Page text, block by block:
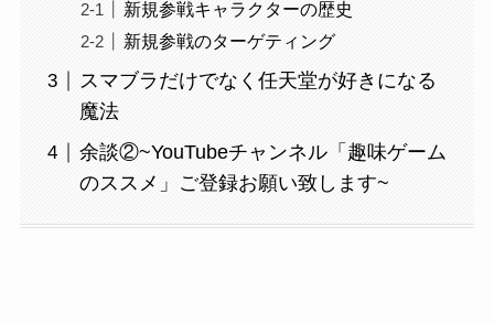
新規参戦キャラクターの歴史
新規参戦のターゲティング
スマブラだけでなく任天堂が好きになる
魔法
余談②~YouTubeチャンネル「趣味ゲーム
のススメ」ご登録お願い致します~